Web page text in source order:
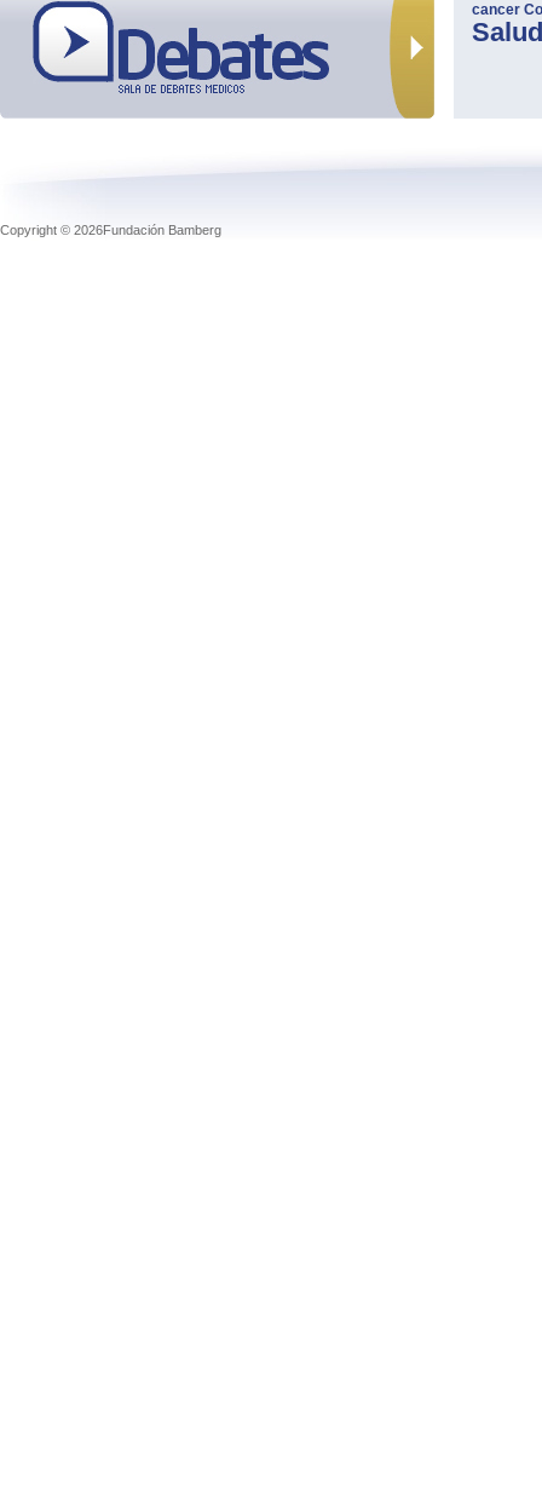
cancer
Salud
Copyright © 2026Fundación Bamberg